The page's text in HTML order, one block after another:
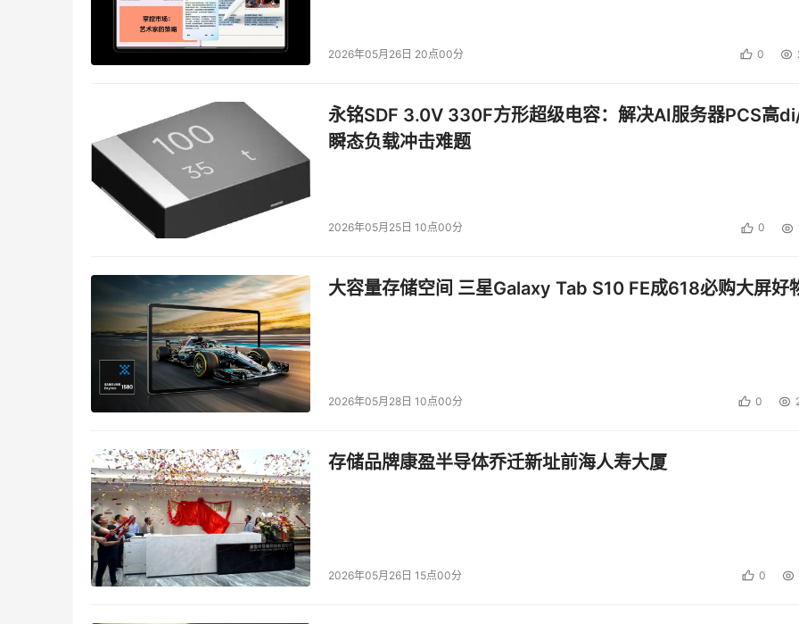
8、 确定风险等级及可接受风险的等级；
我们假设评估的目的之一是为了制定科学的安全预算，那么在整个风险评估的过程中，组织就应该考虑风险评估过
的结果往往不够细致，进而不能很好的辅助制定预算的决策过程。从整个评估的过程看，组织应该考虑以下几方
问题：
1、风险评估过程中的各类角色
风险评估过程中，通常需要来自业务部门和技术部门及管理层的人员共同组成风险评估小组。考虑到风险评估的
的管理层人员的加入。一方面能够使其全面了解到评估过程；一方面可以很好的将评估的结果及预算的结果与管理
进行沟通。
2、风险评估方法及所涉及的判定准则
风险评估通常采用定性和定量的分析方法。组织需要更多地考虑如何量化一些关键指标，作为风险评估过程中各个
素评价的判定准则。
这样的准则更有利于关注风险与控制成本之间的关系，也更利于各部门横向沟通，及与管理层的纵向沟通。
3、系统的考虑导致风险的威胁及薄弱点
组织在进行风险评估时，应该系统的考虑来自各个方面的威胁。目前，仍然有很多组织对于风险评估的理解还停留
在"技术关注"的层面，这样的风险评估显然是不够的。国际标准ISO/IEC 17799《信息技术--信息安全管理实施细
则》，给出了信息安全的十大管控内容，127项控制点。组织可以参照此标准所提及的各类控制点，对比其信息及
2026年05月26日 20点00分 0
永铭SDF 3.0V 330F方形超级电容：解决AI服务器PCS高
瞬态负载冲击难题
2026年05月25日 10点00分 0
大容量存储空间 三星Galaxy Tab S10 FE成618必购大屏好
2026年05月28日 10点00分 0
存储品牌康盈半导体乔迁新址前海人寿大厦
2026年05月26日 15点00分 0